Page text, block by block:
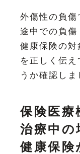
外傷性の負
途中での負
健康保険の対
を正しく伝
うか確認しま
保険医療
治療中の
健康保険